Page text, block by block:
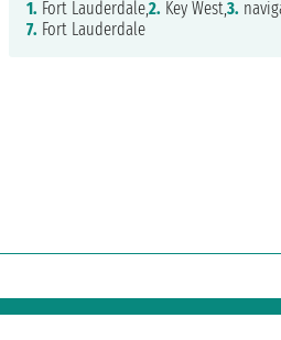
1. Fort Lauderdale,2. Key West,3.
7. Fort Lauderdale